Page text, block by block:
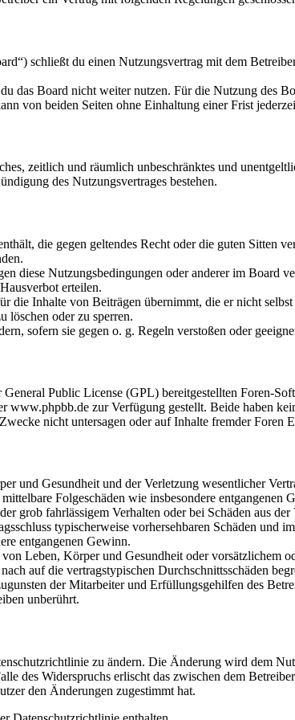
schließt du einen Nutzungsvertrag mit dem
das Board nicht weiter nutzen. Für die Nutzung des
von beiden Seiten ohne Einhaltung einer Frist
zeitlich und räumlich unbeschränktes und
des Nutzungsvertrages bestehen.
die gegen geltendes Recht oder die guten Sitten
diese Nutzungsbedingungen oder anderer im
erteilen.
Inhalte von Beiträgen übernimmt, die er nicht
löschen oder zu sperren.
sofern sie gegen o. g. Regeln verstoßen oder
Public License (GPL) bereitgestellten Foren-
www.phpbb.de zur Verfügung gestellt. Beide haben
nicht untersagen oder auf Inhalte fremder Foren
und Gesundheit und der Verletzung wesentlicher
Folgeschäden wie insbesondere entgangenen
grob fahrlässigem Verhalten oder bei Schäden aus
typischerweise vorhersehbaren Schäden und
entgangenen Gewinn.
Leben, Körper und Gesundheit oder vorsätzlichem
auf die vertragstypischen Durchschnittsschäden
der Mitarbeiter und Erfüllungsgehilfen des
unberührt.
zu ändern. Die Änderung wird dem
des Widerspruchs erlischt das zwischen dem
den Änderungen zugestimmt hat.